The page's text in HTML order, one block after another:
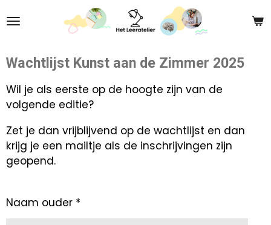
direct
de
hoofdinhoud
Wachtlijst Kunst aan de Zimmer 2025
Wil je als eerste op de hoogte zijn van de
volgende editie?
Zet je dan vrijblijvend op de wachtlijst en dan
krijg je een mailtje als de inschrijvingen zijn
geopend.
Naam ouder *